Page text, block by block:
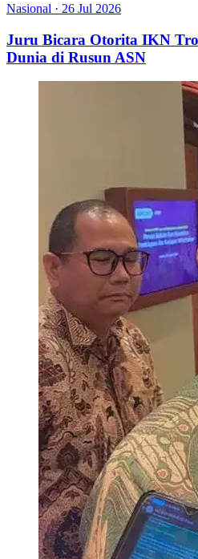
Nasional · 26 Jul 2026
Juru Bicara Otorita IKN
Dunia di Rusun ASN